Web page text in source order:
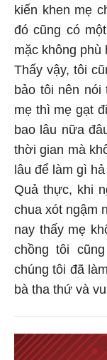
kiến khen mẹ
đó cũng có
mặc không
Thấy vậy, tôi
bảo tôi nên nói
mẹ thì mẹ gạt
bao lâu nữa
thời gian mà
lâu để làm gì
Quả thực, khi
chua xót ngậm
nay thấy mẹ
chồng tôi
chúng tôi đã
bà tha thứ và